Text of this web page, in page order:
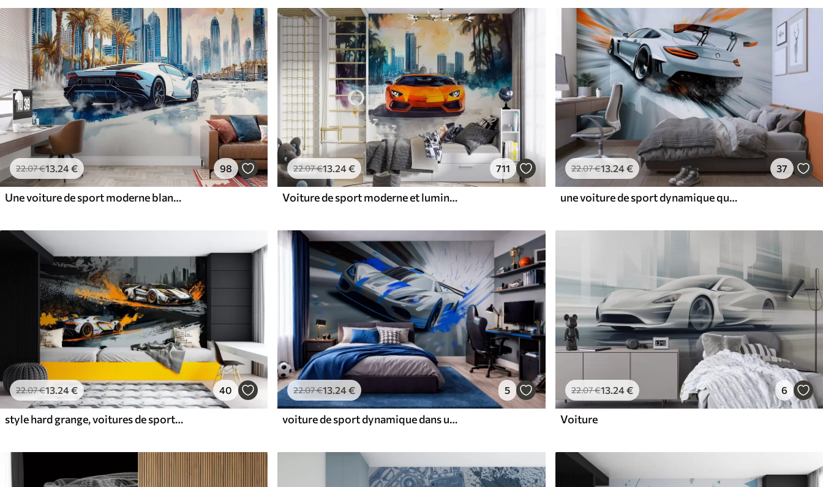
22.07€13 .24€ 98
Une voiture de sport moderne blanche roulant sur fond de palmiers et de gratte-ciel en technique d'aquarelle libre
22.07€13 .24€ 711
Voiture de sport moderne et lumineuse sur fond de palmiers et de gratte-ciel en technique d'aquarelle à la prima
22.07€13.24€ 37
une voiture de sport dynamique qui s'élance dans l'espace
22.07€13.24€ 40
style hard grange, voitures de sport expressives et dynamiques
22.07€13.24€ 5
voiture de sport dynamique dans un style de dessin numérique avec des accents bleus
22.07€13.24€ 6
Voiture